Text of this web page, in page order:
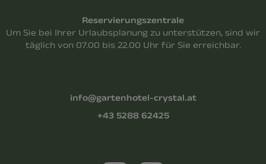
Reservierungszentrale
Um Sie bei Ihrer Urlaubsplanung zu unterstützen, sind wir
täglich von 07.00 bis 22.00 Uhr für Sie erreichbar.
info@gartenhotel-crystal.at
+43 5288 62425